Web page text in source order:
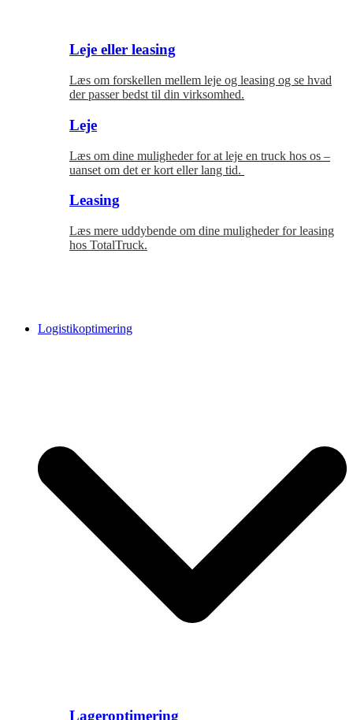
Leje eller leasing
Læs om forskellen mellem leje og leasing og se hvad
der passer bedst til din virksomhed.
Leje
Læs om dine muligheder for at leje en truck hos os –
uanset om det er kort eller lang tid.
Leasing
Læs mere uddybende om dine muligheder for leasing
hos TotalTruck.
Logistikoptimering
Lageroptimering